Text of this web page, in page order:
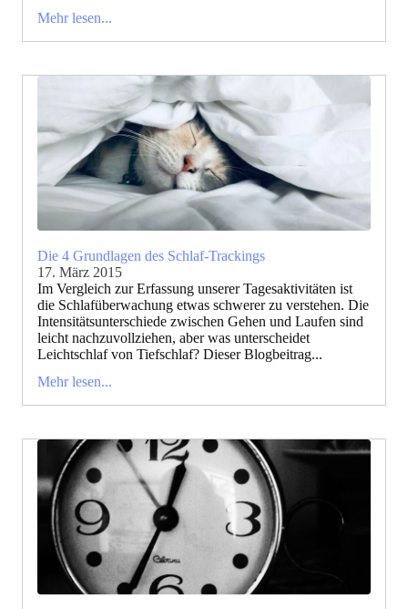
Mehr lesen...
Die 4 Grundlagen des Schlaf-Trackings
17. März 2015
Im Vergleich zur Erfassung unserer Tagesaktivitäten ist
die Schlafüberwachung etwas schwerer zu verstehen. Die
Intensitätsunterschiede zwischen Gehen und Laufen sind
leicht nachzuvollziehen, aber was unterscheidet
Leichtschlaf von Tiefschlaf? Dieser Blogbeitrag...
Mehr lesen...